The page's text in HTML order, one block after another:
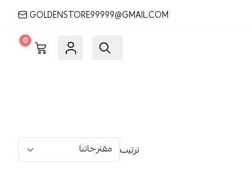
GOLDENSTORE99999@GMAIL.COM
0
ترتيب